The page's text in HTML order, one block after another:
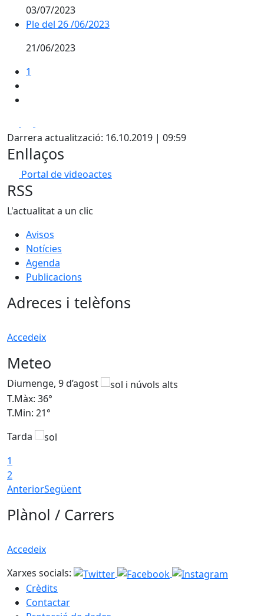
03/07/2023
Ple del 26 /06/2023
21/06/2023
1
Darrera actualització: 16.10.2019 | 09:59
Enllaços
Portal de videoactes
RSS
L'actualitat a un clic
Avisos
Notícies
Agenda
Publicacions
Adreces i telèfons
Accedeix
Meteo
Diumenge, 9 d’agost
T.Màx: 36°
T.Min: 21°
Tarda
1
2
AnteriorSegüent
Plànol / Carrers
Accedeix
Xarxes socials:
Crèdits
Contactar